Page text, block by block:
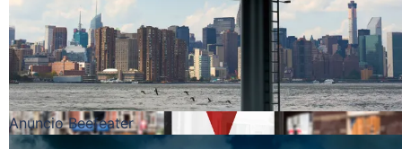
Cartel Queso ecológico
Anuncio Beefeater